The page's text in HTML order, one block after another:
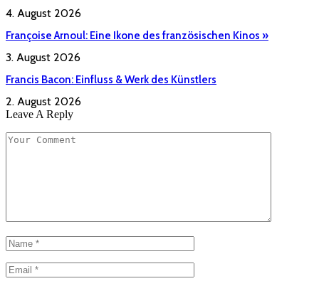
4. August 2026
Françoise Arnoul: Eine Ikone des französischen Kinos »
3. August 2026
Francis Bacon: Einfluss & Werk des Künstlers
2. August 2026
Leave A Reply